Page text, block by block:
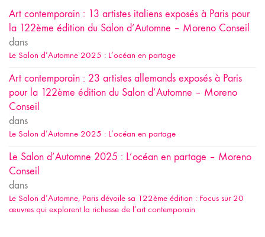
Art contemporain : 13 artistes italiens exposés à Paris pour
la 122ème édition du Salon d’Automne – Moreno Conseil
dans
Le Salon d’Automne 2025 : L’océan en partage
Art contemporain : 23 artistes allemands exposés à Paris
pour la 122ème édition du Salon d’Automne – Moreno
Conseil
dans
Le Salon d’Automne 2025 : L’océan en partage
Le Salon d’Automne 2025 : L’océan en partage – Moreno
Conseil
dans
Le Salon d’Automne, Paris dévoile sa 122ème édition : Focus sur 20
œuvres qui explorent la richesse de l’art contemporain